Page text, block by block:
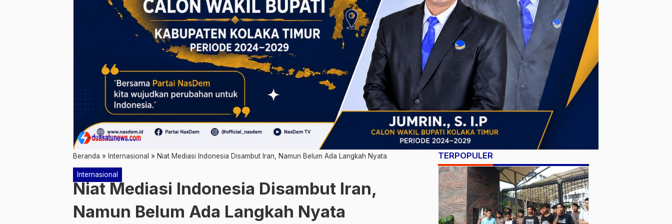
Beranda » Internasional » Niat Mediasi Indonesia Disambut Iran, Namun Belum Ada Langkah Nyata
Internasional
Niat Mediasi Indonesia Disambut Iran,
Namun Belum Ada Langkah Nyata
TERPOPULER